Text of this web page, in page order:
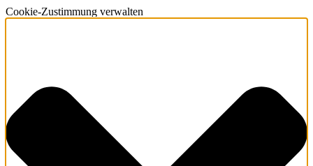
Cookie-Zustimmung verwalten